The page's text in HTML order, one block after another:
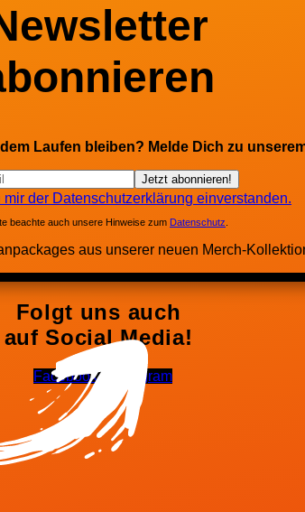
Laufen bleiben? Melde Dich zu
mir der Datenschutzerklärung einverstanden.
beachte auch unsere Hinweise zum Datenschutz
aus unserer neuen Merch-
Folgt uns auch
auf Social Media!
Facebook-f Instagram